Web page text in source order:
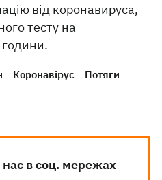
від коронавируса,
тесту на
години.
Коронавірус
Потяги
нас в соц. мережах